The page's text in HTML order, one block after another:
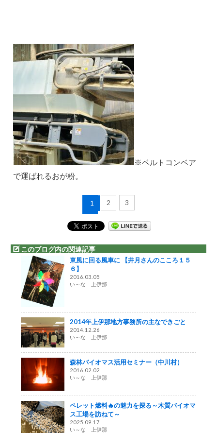
※ベルトコンベア
で運ばれるおが粉。
1 2 3
このブログ内の関連記事
東風に回る風車に 【井月さんのこころ１５
６】
2016.03.05
い～な 上伊那
2014年上伊那地方事務所の主なできごと
2014.12.26
い～な 上伊那
森林バイオマス活用セミナー（中川村）
2016.02.02
い～な 上伊那
ペレット燃料🔥の魅力を探る～木質バイオマ
ス工場を訪ねて～
2025.09.17
い～な 上伊那